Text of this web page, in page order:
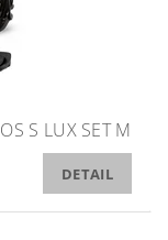
S LUX SET M
DETAIL